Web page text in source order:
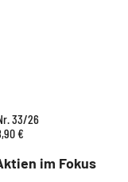
im Fokus
33/26
€